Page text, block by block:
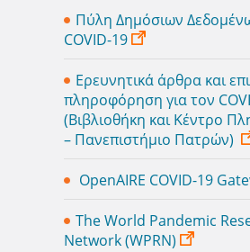
Πύλη Δημόσιων
COVID-19
Ερευνητικά άρθρα και
πληροφόρηση για τον
(Βιβλιοθήκη και Κέντρο
– Πανεπιστήμιο Πατρών)
OpenAIRE COVID-19
The World Pandemic
Network (WPRN)